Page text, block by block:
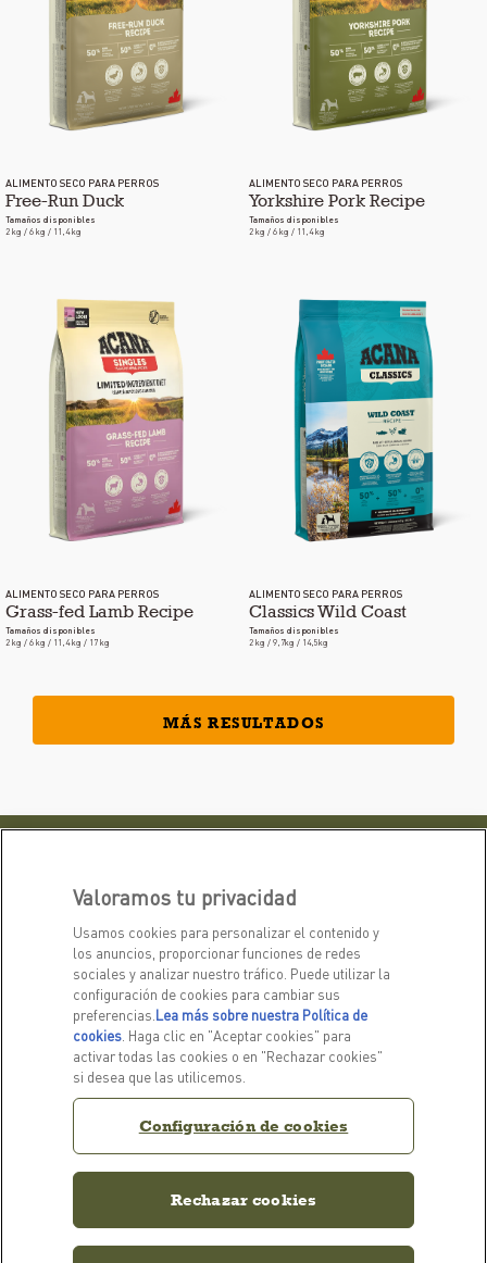
ALIMENTO SECO PARA PERROS
Free-Run Duck
Tamaños disponibles
2 kg / 6 kg / 11,4 kg
ALIMENTO SECO PARA PERROS
Yorkshire Pork Recipe
Tamaños disponibles
2 kg / 6 kg / 11,4 kg
ALIMENTO SECO PARA PERROS
Grass-fed Lamb Recipe
Tamaños disponibles
2 kg / 6 kg / 11,4 kg / 17 kg
ALIMENTO SECO PARA PERROS
Classics Wild Coast
Tamaños disponibles
2 kg / 9,7kg / 14,5kg
MÁS RESULTADOS
Para perros
Para gatos
Nuestra historia
Preguntas frecuentes
Biblioteca
ENLACES RELACIONADOS
Política de privacidad
PONTE EN CONTACTO
Facebook de ACANA
Instagram de ACANA
Valoramos tu privacidad
Usamos cookies para personalizar el contenido y
los anuncios, proporcionar funciones de redes
sociales y analizar nuestro tráfico. Puede utilizar la
configuración de cookies para cambiar sus
preferencias. Lea más sobre nuestra Política de
cookies (opens in a new tab)
. Haga clic en "Aceptar cookies" para
activar todas las cookies o en "Rechazar cookies"
si desea que las utilicemos.
Configuración de cookies
Rechazar cookies